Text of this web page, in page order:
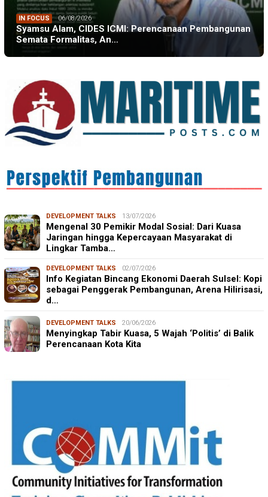
IN FOCUS 06/08/2026
Syamsu Alam, CIDES ICMI: Perencanaan Pembangunan
Semata Formalitas, An…
DEVELOPMENT TALKS 13/07/2026
Mengenal 30 Pemikir Modal Sosial: Dari Kuasa
Jaringan hingga Kepercayaan Masyarakat di
Lingkar Tamba…
DEVELOPMENT TALKS 02/07/2026
Info Kegiatan Bincang Ekonomi Daerah Sulsel: Kopi
sebagai Penggerak Pembangunan, Arena Hilirisasi,
d…
DEVELOPMENT TALKS 20/06/2026
Menyingkap Tabir Kuasa, 5 Wajah ‘Politis’ di Balik
Perencanaan Kota Kita